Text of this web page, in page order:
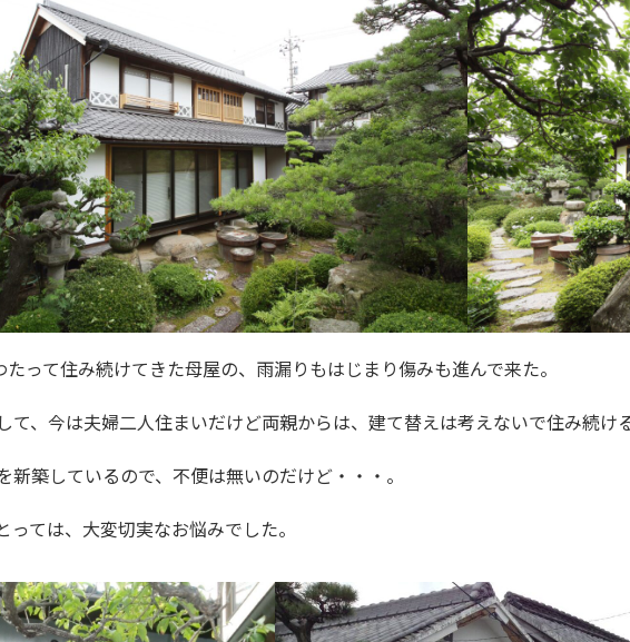
って住み続けてきた母屋の、雨漏りもはじまり傷みも進んで来た。
て、今は夫婦二人住まいだけど両親からは、建て替えは考えないで住み続け
新築しているので、不便は無いのだけど・・・。
っては、大変切実なお悩みでした。